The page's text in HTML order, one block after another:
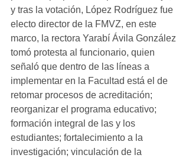
y tras la votación, López Rodríguez fue
electo director de la FMVZ, en este
marco, la rectora Yarabí Ávila González
tomó protesta al funcionario, quien
señaló que dentro de las líneas a
implementar en la Facultad está el de
retomar procesos de acreditación;
reorganizar el programa educativo;
formación integral de las y los
estudiantes; fortalecimiento a la
investigación; vinculación de la